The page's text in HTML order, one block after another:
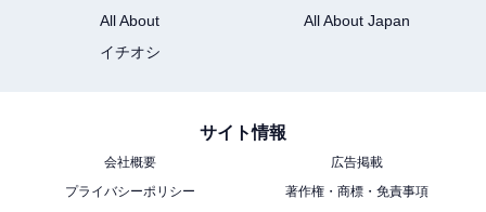
All About
All About Japan
イチオシ
サイト情報
会社概要
広告掲載
プライバシーポリシー
著作権・商標・免責事項